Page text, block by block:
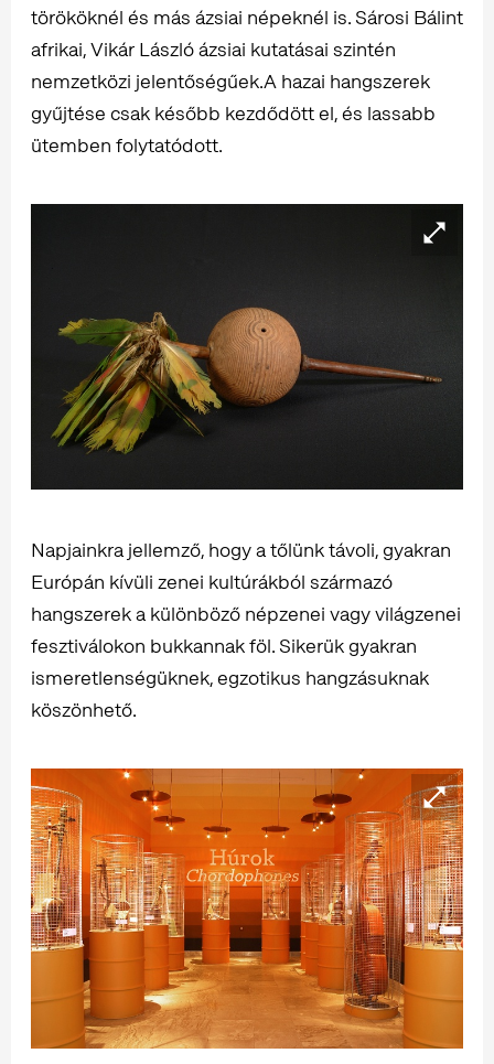
törököknél és más ázsiai népeknél is. Sárosi Bálint
afrikai, Vikár László ázsiai kutatásai szintén
nemzetközi jelentőségűek.A hazai hangszerek
gyűjtése csak később kezdődött el, és lassabb
ütemben folytatódott.
Napjainkra jellemző, hogy a tőlünk távoli, gyakran
Európán kívüli zenei kultúrákból származó
hangszerek a különböző népzenei vagy világzenei
fesztiválokon bukkannak föl. Sikerük gyakran
ismeretlenségüknek, egzotikus hangzásuknak
köszönhető.